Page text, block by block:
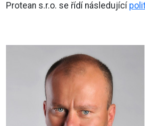
Protean s.r.o. se řídí následující